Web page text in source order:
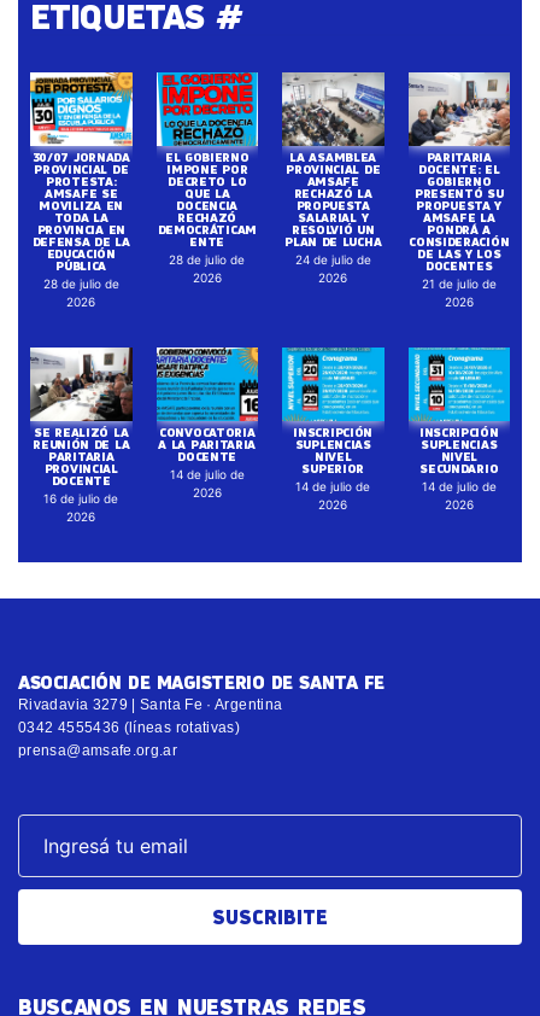
ETIQUETAS #
30/07 JORNADA
PROVINCIAL DE
PROTESTA:
AMSAFE SE
MOVILIZA EN
TODA LA
PROVINCIA EN
DEFENSA DE LA
EDUCACIÓN
PÚBLICA
28 de julio de
2026
EL GOBIERNO
IMPONE POR
DECRETO LO
QUE LA
DOCENCIA
RECHAZÓ
DEMOCRÁTICAM
ENTE
28 de julio de
2026
LA ASAMBLEA
PROVINCIAL DE
AMSAFE
RECHAZÓ LA
PROPUESTA
SALARIAL Y
RESOLVIÓ UN
PLAN DE LUCHA
24 de julio de
2026
PARITARIA
DOCENTE: EL
GOBIERNO
PRESENTÓ SU
PROPUESTA Y
AMSAFE LA
PONDRÁ A
CONSIDERACIÓN
DE LAS Y LOS
DOCENTES
21 de julio de
2026
SE REALIZÓ LA
REUNIÓN DE LA
PARITARIA
PROVINCIAL
DOCENTE
16 de julio de
2026
CONVOCATORIA
A LA PARITARIA
DOCENTE
14 de julio de
2026
INSCRIPCIÓN
SUPLENCIAS
NIVEL
SUPERIOR
14 de julio de
2026
INSCRIPCIÓN
SUPLENCIAS
NIVEL
SECUNDARIO
14 de julio de
2026
ASOCIACIÓN DE MAGISTERIO DE SANTA FE
Rivadavia 3279 | Santa Fe · Argentina
0342 4555436 (líneas rotativas)
prensa@amsafe.org.ar
SUSCRIBITE
BUSCANOS EN NUESTRAS REDES